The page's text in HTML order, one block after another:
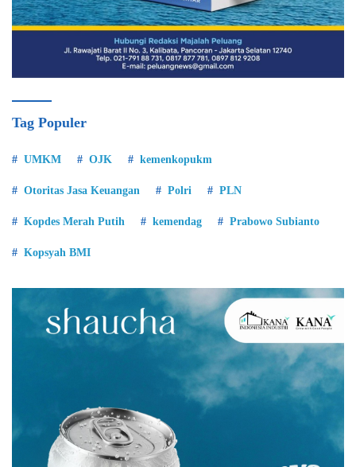
Tag Populer
UMKM OJK kemenkopukm
Otoritas Jasa Keuangan Polri PLN
Kopdes Merah Putih kemendag Prabowo Subianto
Kopsyah BMI